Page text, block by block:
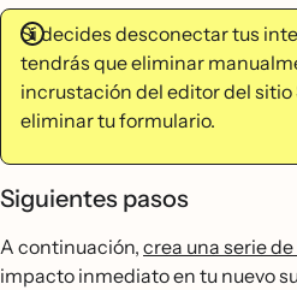
Si decides desconectar tus
tendrás que eliminar
incrustación del editor del sitio
eliminar tu formulario.
Siguientes pasos
A continuación, crea una serie
impacto inmediato en tu nuevo